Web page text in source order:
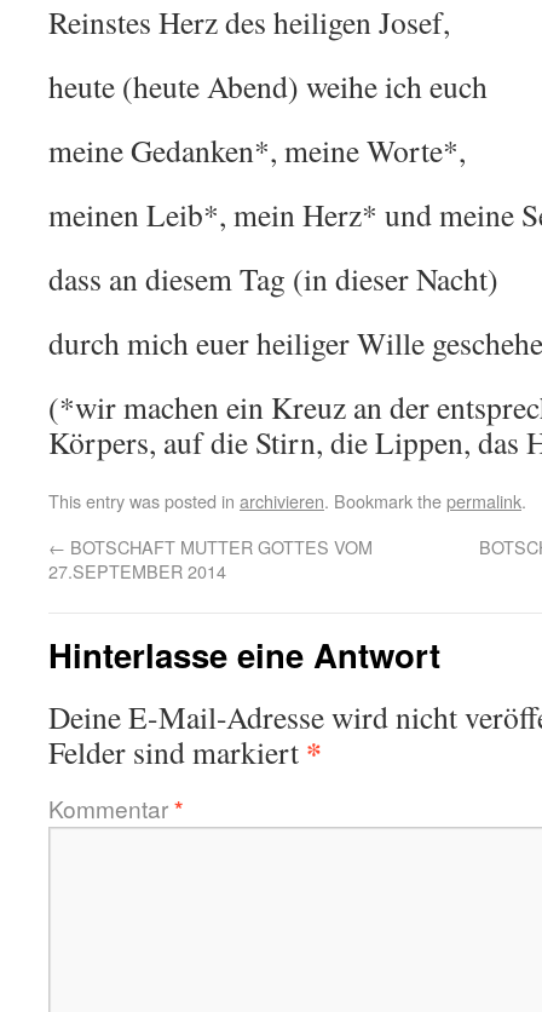
Reinstes Herz des heiligen Josef,
heute (heute Abend) weihe ich euch
meine Gedanken*, meine Worte*,
meinen Leib*, mein Herz* und meine
dass an diesem Tag (in dieser Nacht)
durch mich euer heiliger Wille
(*wir machen ein Kreuz an der
Körpers, auf die Stirn, die Lippen,
This entry was posted in archivieren. Bookmark thepermalink.
← BOTSCHAFT MUTTER GOTTES VOM
27.SEPTEMBER 2014
Hinterlasse eine Antwort
Deine E-Mail-Adresse wird nicht
Felder sind markiert *
Kommentar*